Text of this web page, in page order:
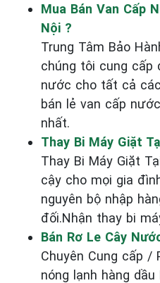
Mua Bán Van Cấp
Nội ?
Trung Tâm Bảo
chúng tôi cung cấp
nước cho tất cả
bán lẻ van cấp
nhất.
Thay Bi Máy Giặt
Thay Bi Máy Giặt
cậy cho mọi gia
nguyên bộ nhập
đối.Nhận thay bi
Bán Rơ Le Cây
Chuyên Cung cấp /
nóng lạnh hàng